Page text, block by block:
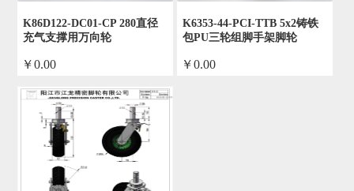
K86D122-DC01-CP 280直径
充气支撑用万向轮
￥0.00
K6353-44-PCI-TTB 5x2铸铁
包PU三轮组脚手架脚轮
￥0.00